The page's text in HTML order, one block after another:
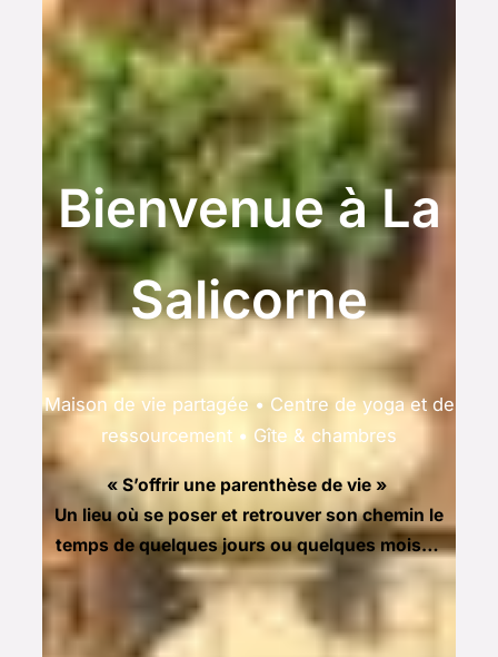
Bienvenue à La
Salicorne
Maison de vie partagée • Centre de yoga et de
ressourcement • Gîte & chambres
« S’offrir une parenthèse de vie »
Un lieu où se poser et retrouver son chemin le
temps de quelques jours ou quelques mois…